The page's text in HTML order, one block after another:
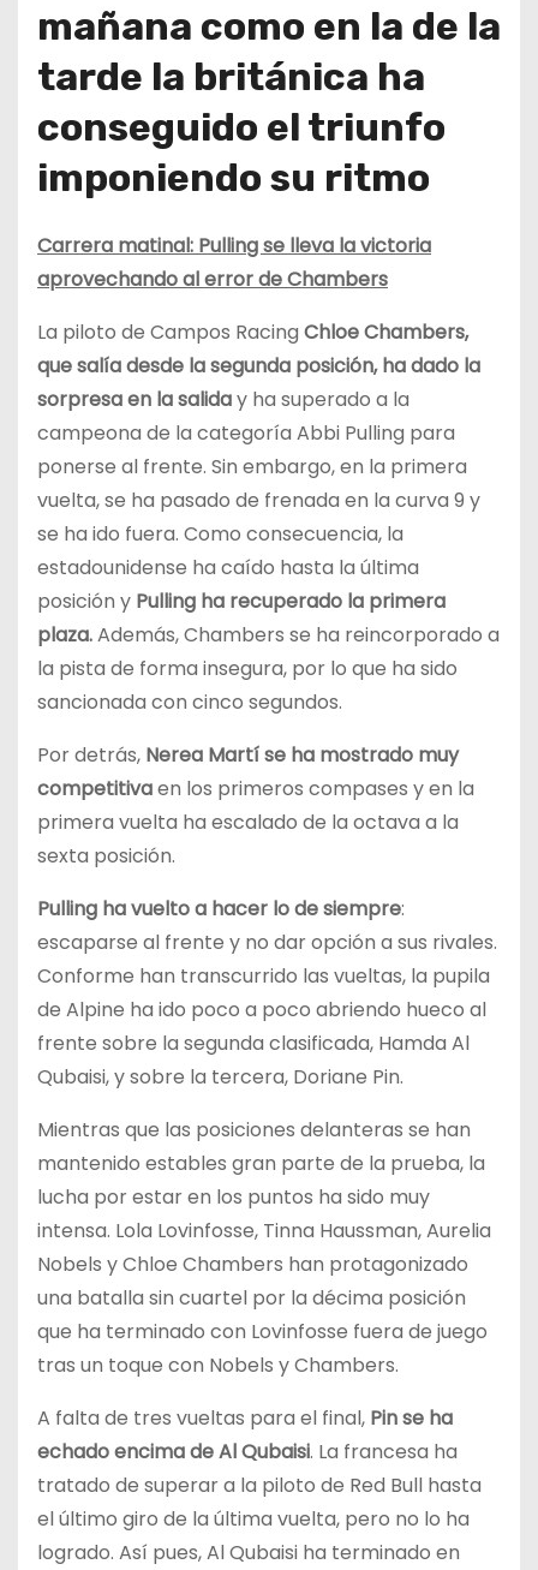
mañana como en la de la
tarde la británica ha
conseguido el triunfo
imponiendo su ritmo
Carrera matinal: Pulling se lleva la victoria
aprovechando al error de Chambers
La piloto de Campos Racing Chloe Chambers,
que salía desde la segunda posición, ha dado la
sorpresa en la saliday ha superado a la
campeona de la categoría Abbi Pulling para
ponerse al frente. Sin embargo, en la primera
vuelta, se ha pasado de frenada en la curva 9 y
se ha ido fuera. Como consecuencia, la
estadounidense ha caído hasta la última
posición y Pulling ha recuperado la primera
plaza.Además, Chambers se ha reincorporado a
la pista de forma insegura, por lo que ha sido
sancionada con cinco segundos.
Por detrás, Nerea Martí se ha mostrado muy
competitivaen los primeros compases y en la
primera vuelta ha escalado de la octava a la
sexta posición.
Pulling ha vuelto a hacer lo de siempre:
escaparse al frente y no dar opción a sus rivales.
Conforme han transcurrido las vueltas, la pupila
de Alpine ha ido poco a poco abriendo hueco al
frente sobre la segunda clasificada, Hamda Al
Qubaisi, y sobre la tercera, Doriane Pin.
Mientras que las posiciones delanteras se han
mantenido estables gran parte de la prueba, la
lucha por estar en los puntos ha sido muy
intensa. Lola Lovinfosse, Tinna Haussman, Aurelia
Nobels y Chloe Chambers han protagonizado
una batalla sin cuartel por la décima posición
que ha terminado con Lovinfosse fuera de juego
tras un toque con Nobels y Chambers.
A falta de tres vueltas para el final, Pin se ha
echado encima de Al Qubaisi. La francesa ha
tratado de superar a la piloto de Red Bull hasta
el último giro de la última vuelta, pero no lo ha
logrado. Así pues, Al Qubaisi ha terminado en